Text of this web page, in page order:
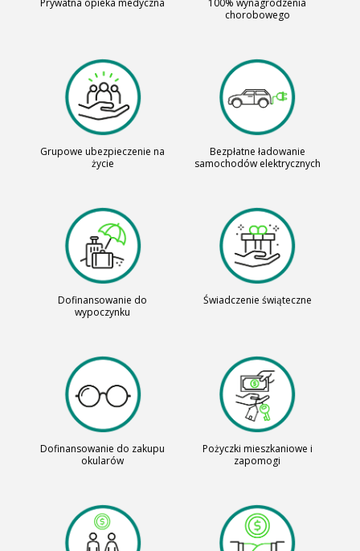
chorobowego
Grupowe ubezpieczenie na
życie
Bezpłatne ładowanie
samochodów elektrycznych
Dofinansowanie do
wypoczynku
Świadczenie świąteczne
Dofinansowanie do zakupu
okularów
Pożyczki mieszkaniowe i
zapomogi